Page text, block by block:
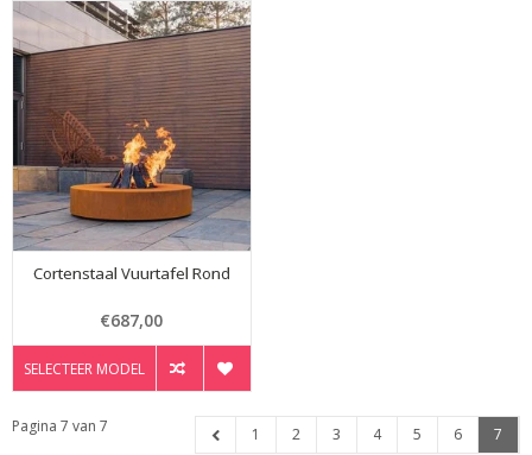
Cortenstaal Vuurtafel Rond
€687,00
SELECTEER MODEL
Pagina 7 van 7 1 2 3 4 5 6 7